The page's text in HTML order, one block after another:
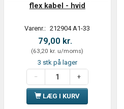
flex kabel - hvid
Varenr.: 212904 A1-33
79,00 kr.
(63,20 kr. u/moms)
3 stk på lager
LÆG I KURV